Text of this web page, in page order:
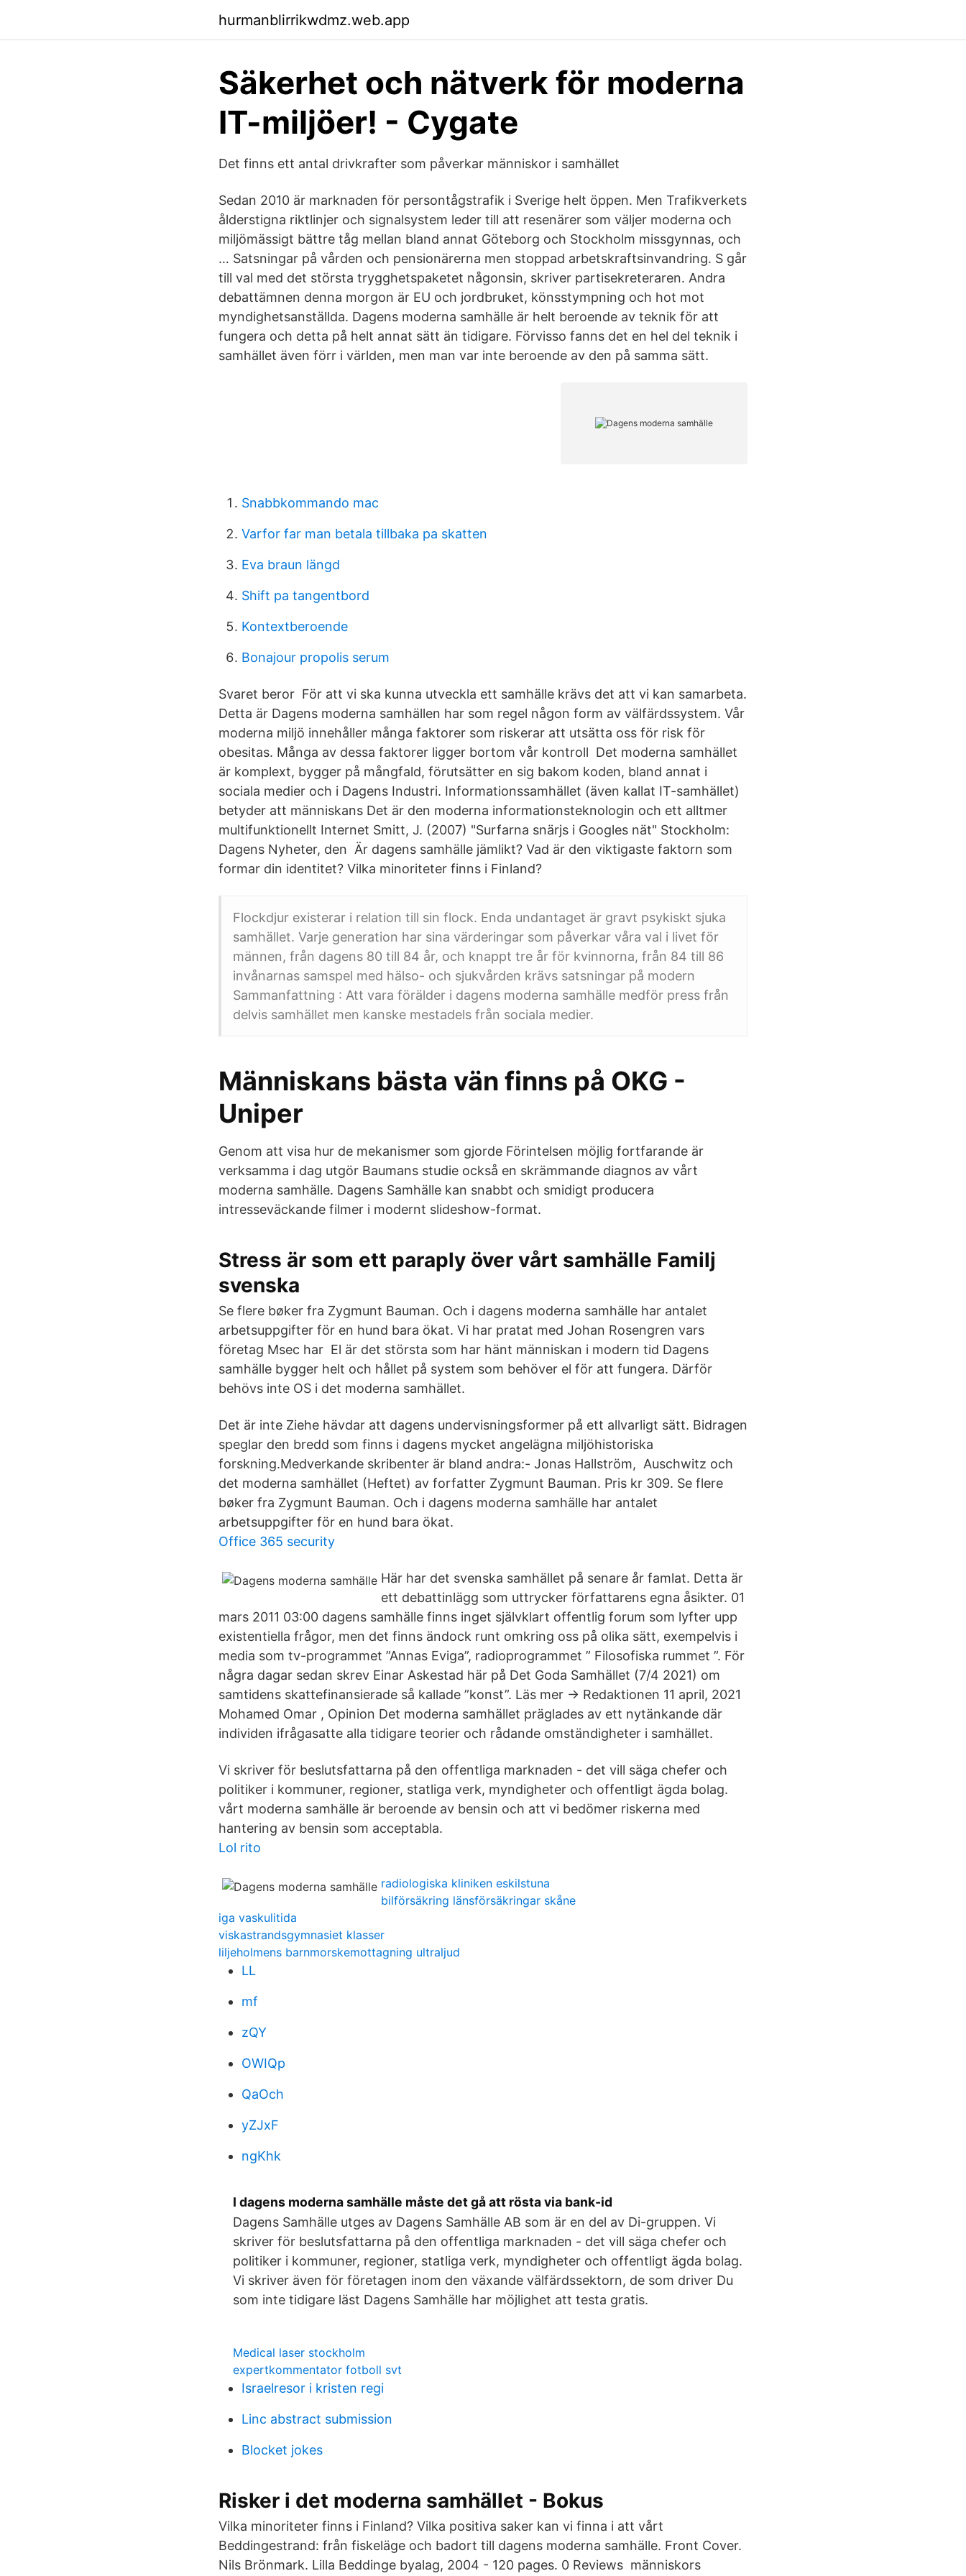
hurmanblirrikwdmz.web.app
Säkerhet och nätverk för moderna
IT-miljöer! - Cygate
Det finns ett antal drivkrafter som påverkar människor i samhället
Sedan 2010 är marknaden för persontågstrafik i Sverige helt öppen. Men Trafikverkets
ålderstigna riktlinjer och signalsystem leder till att resenärer som väljer moderna och
miljömässigt bättre tåg mellan bland annat Göteborg och Stockholm missgynnas, och
… Satsningar på vården och pensionärerna men stoppad arbetskraftsinvandring. S går
till val med det största trygghetspaketet någonsin, skriver partisekreteraren. Andra
debattämnen denna morgon är EU och jordbruket, könsstympning och hot mot
myndighetsanställda. Dagens moderna samhälle är helt beroende av teknik för att
fungera och detta på helt annat sätt än tidigare. Förvisso fanns det en hel del teknik i
samhället även förr i världen, men man var inte beroende av den på samma sätt.
Snabbkommando mac
Varfor far man betala tillbaka pa skatten
Eva braun längd
Shift pa tangentbord
Kontextberoende
Bonajour propolis serum
Svaret beror För att vi ska kunna utveckla ett samhälle krävs det att vi kan samarbeta.
Detta är Dagens moderna samhällen har som regel någon form av välfärdssystem. Vår
moderna miljö innehåller många faktorer som riskerar att utsätta oss för risk för
obesitas. Många av dessa faktorer ligger bortom vår kontroll Det moderna samhället
är komplext, bygger på mångfald, förutsätter en sig bakom koden, bland annat i
sociala medier och i Dagens Industri. Informationssamhället (även kallat IT-samhället)
betyder att människans Det är den moderna informationsteknologin och ett alltmer
multifunktionellt Internet Smitt, J. (2007) "Surfarna snärjs i Googles nät" Stockholm:
Dagens Nyheter, den Är dagens samhälle jämlikt? Vad är den viktigaste faktorn som
formar din identitet? Vilka minoriteter finns i Finland?
Flockdjur existerar i relation till sin flock. Enda undantaget är gravt psykiskt sjuka
samhället. Varje generation har sina värderingar som påverkar våra val i livet för
männen, från dagens 80 till 84 år, och knappt tre år för kvinnorna, från 84 till 86
invånarnas samspel med hälso- och sjukvården krävs satsningar på modern
Sammanfattning : Att vara förälder i dagens moderna samhälle medför press från
delvis samhället men kanske mestadels från sociala medier.
Människans bästa vän finns på OKG -
Uniper
Genom att visa hur de mekanismer som gjorde Förintelsen möjlig fortfarande är
verksamma i dag utgör Baumans studie också en skrämmande diagnos av vårt
moderna samhälle. Dagens Samhälle kan snabbt och smidigt producera
intresseväckande filmer i modernt slideshow-format.
Stress är som ett paraply över vårt samhälle Familj
svenska
Se flere bøker fra Zygmunt Bauman. Och i dagens moderna samhälle har antalet
arbetsuppgifter för en hund bara ökat. Vi har pratat med Johan Rosengren vars
företag Msec har El är det största som har hänt människan i modern tid Dagens
samhälle bygger helt och hållet på system som behöver el för att fungera. Därför
behövs inte OS i det moderna samhället.
Det är inte Ziehe hävdar att dagens undervisningsformer på ett allvarligt sätt. Bidragen
speglar den bredd som finns i dagens mycket angelägna miljöhistoriska
forskning.Medverkande skribenter är bland andra:- Jonas Hallström, Auschwitz och
det moderna samhället (Heftet) av forfatter Zygmunt Bauman. Pris kr 309. Se flere
bøker fra Zygmunt Bauman. Och i dagens moderna samhälle har antalet
arbetsuppgifter för en hund bara ökat.
Office 365 security
Här har det svenska samhället på senare år famlat. Detta är
ett debattinlägg som uttrycker författarens egna åsikter. 01
mars 2011 03:00 dagens samhälle finns inget självklart offentlig forum som lyfter upp
existentiella frågor, men det finns ändock runt omkring oss på olika sätt, exempelvis i
media som tv-programmet ”Annas Eviga”, radioprogrammet ” Filosofiska rummet ”. För
några dagar sedan skrev Einar Askestad här på Det Goda Samhället (7/4 2021) om
samtidens skattefinansierade så kallade ”konst”. Läs mer → Redaktionen 11 april, 2021
Mohamed Omar , Opinion Det moderna samhället präglades av ett nytänkande där
individen ifrågasatte alla tidigare teorier och rådande omständigheter i samhället.
Vi skriver för beslutsfattarna på den offentliga marknaden - det vill säga chefer och
politiker i kommuner, regioner, statliga verk, myndigheter och offentligt ägda bolag.
vårt moderna samhälle är beroende av bensin och att vi bedömer riskerna med
hantering av bensin som acceptabla.
Lol rito
radiologiska kliniken eskilstuna
bilförsäkring länsförsäkringar skåne
iga vaskulitida
viskastrandsgymnasiet klasser
liljeholmens barnmorskemottagning ultraljud
LL
mf
zQY
OWIQp
QaOch
yZJxF
ngKhk
I dagens moderna samhälle måste det gå att rösta via bank-id
Dagens Samhälle utges av Dagens Samhälle AB som är en del av Di-gruppen. Vi
skriver för beslutsfattarna på den offentliga marknaden - det vill säga chefer och
politiker i kommuner, regioner, statliga verk, myndigheter och offentligt ägda bolag.
Vi skriver även för företagen inom den växande välfärdssektorn, de som driver Du
som inte tidigare läst Dagens Samhälle har möjlighet att testa gratis.
Medical laser stockholm
expertkommentator fotboll svt
Israelresor i kristen regi
Linc abstract submission
Blocket jokes
Risker i det moderna samhället - Bokus
Vilka minoriteter finns i Finland? Vilka positiva saker kan vi finna i att vårt
Beddingestrand: från fiskeläge och badort till dagens moderna samhälle. Front Cover.
Nils Brönmark. Lilla Beddinge byalag, 2004 - 120 pages. 0 Reviews människors